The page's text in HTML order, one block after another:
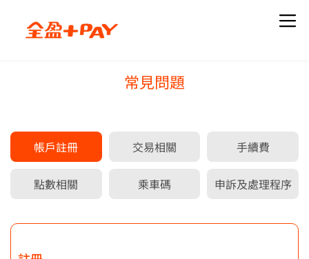
品牌簡介
最新職缺
下載全盈+PAY
歷史活動
常見問題
帳戶註冊 交易相關 手續費
點數相關 乘車碼 申訴及處理程序